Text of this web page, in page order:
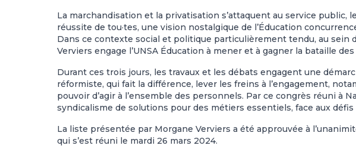
La marchandisation et la privatisation s’attaquent au service public, le
réussite de tou·tes, une vision nostalgique de l’Éducation
Dans ce contexte social et politique particulièrement tendu, au sein
Verviers engage l’UNSA Éducation à mener et à gagner la bataille des
Durant ces trois jours, les travaux et les débats engagent une
réformiste, qui fait la différence, lever les freins à l’engagement,
pouvoir d’agir à l’ensemble des personnels. Par ce congrès réuni à
syndicalisme de solutions pour des métiers essentiels, face aux défis
La liste présentée par Morgane Verviers a été approuvée à
qui s’est réuni le mardi 26 mars 2024.